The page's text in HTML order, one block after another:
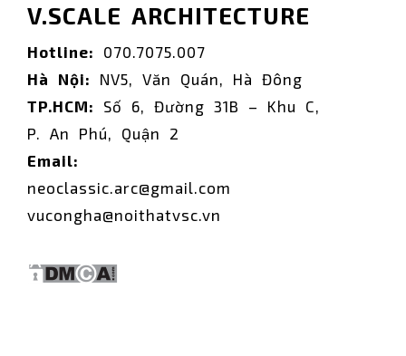
V.SCALE ARCHITECTURE
Hotline: 070.7075.007
Hà Nội: NV5, Văn Quán, Hà Đông
TP.HCM: Số 6, Đường 31B – Khu C,
P. An Phú, Quận 2
Email:
neoclassic.arc@gmail.com
vucongha@noithatvsc.vn